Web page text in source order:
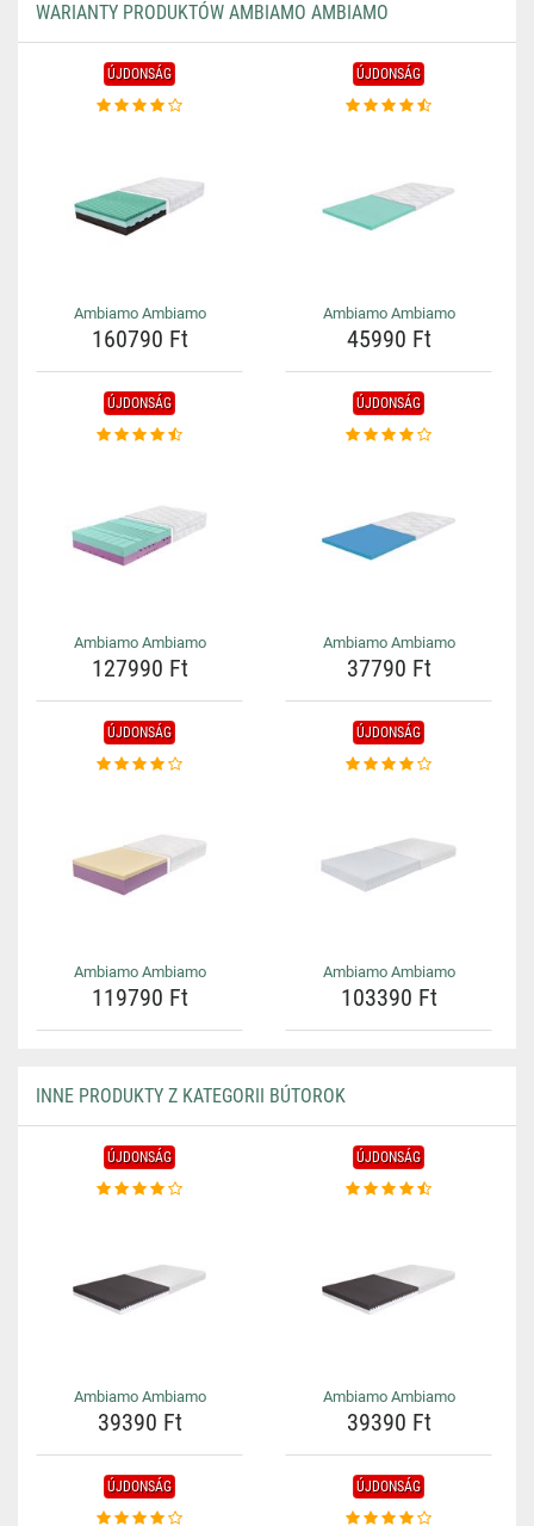
WARIANTY PRODUKTÓW AMBIAMO AMBIAMO
ÚJDONSÁG
Ambiamo Ambiamo
160790 Ft
ÚJDONSÁG
Ambiamo Ambiamo
45990 Ft
ÚJDONSÁG
Ambiamo Ambiamo
127990 Ft
ÚJDONSÁG
Ambiamo Ambiamo
37790 Ft
ÚJDONSÁG
Ambiamo Ambiamo
119790 Ft
ÚJDONSÁG
Ambiamo Ambiamo
103390 Ft
INNE PRODUKTY Z KATEGORII BÚTOROK
ÚJDONSÁG
Ambiamo Ambiamo
39390 Ft
ÚJDONSÁG
Ambiamo Ambiamo
39390 Ft
ÚJDONSÁG ÚJDONSÁG